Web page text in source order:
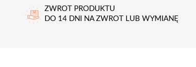
ZWROT PRODUKTU
DO 14 DNI NA ZWROT LUB WYMIANĘ